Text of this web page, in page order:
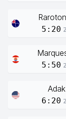
5:20
5:50
Adak
6:20